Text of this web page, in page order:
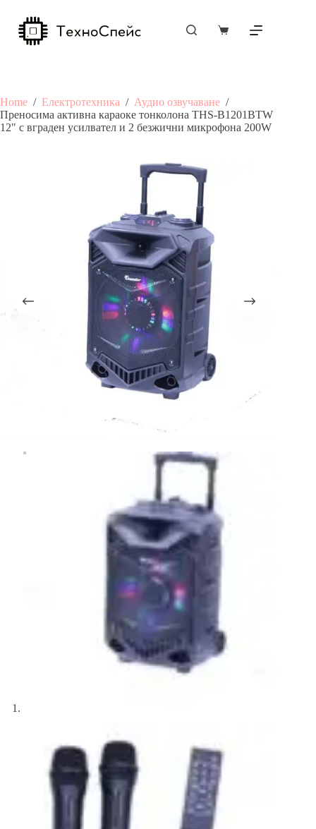
content
Shopping
Home / Електротехника / Аудио озвучаване /
Преносима активна караоке тонколона THS-B1201BTW
12" с вграден усилвател и 2 безжични микрофона 200W